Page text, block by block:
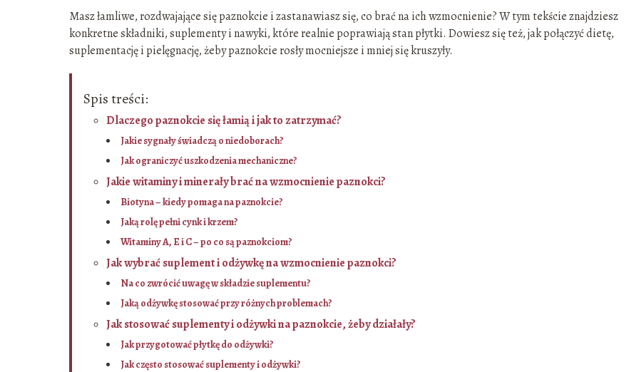
Masz łamliwe, rozdwajające się paznokcie i zastanawiasz się, co brać na ich wzmocnienie? W tym tekście znajdziesz
konkretne składniki, suplementy i nawyki, które realnie poprawiają stan płytki. Dowiesz się też, jak połączyć dietę,
suplementację i pielęgnację, żeby paznokcie rosły mocniejsze i mniej się kruszyły.
Spis treści:
Dlaczego paznokcie się łamią i jak to zatrzymać?
Jakie sygnały świadczą o niedoborach?
Jak ograniczyć uszkodzenia mechaniczne?
Jakie witaminy i minerały brać na wzmocnienie paznokci?
Biotyna – kiedy pomaga na paznokcie?
Jaką rolę pełni cynk i krzem?
Witaminy A, E i C – po co są paznokciom?
Jak wybrać suplement i odżywkę na wzmocnienie paznokci?
Na co zwrócić uwagę w składzie suplementu?
Jaką odżywkę stosować przy różnych problemach?
Jak stosować suplementy i odżywki na paznokcie, żeby działały?
Jak przygotować płytkę do odżywki?
Jak często stosować suplementy i odżywki?